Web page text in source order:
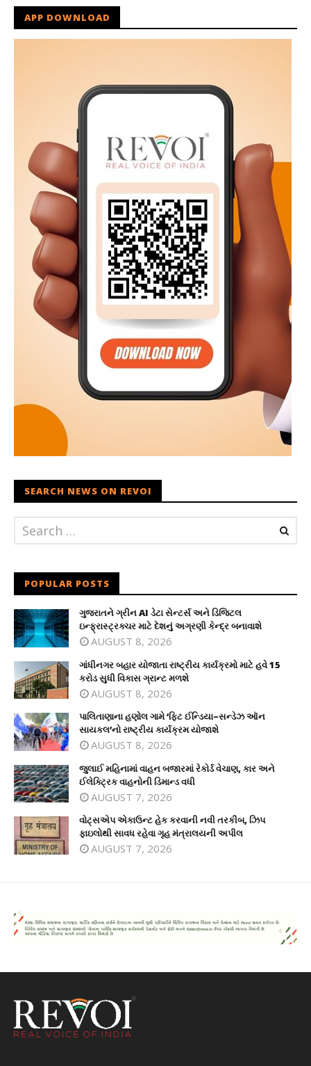
APP DOWNLOAD
SEARCH NEWS ON REVOI
POPULAR POSTS
ગુજરાતને ગ્રીન AI ડેટા સેન્ટર્સ અને ડિજિટલ
ઇન્ફ્રાસ્ટ્રક્ચર માટે દેશનું અગ્રણી કેન્દ્ર બનાવાશે
AUGUST 8, 2026
ગાંધીનગર બહાર યોજાતા રાષ્ટ્રીય કાર્યક્રમો માટે હવે 15
કરોડ સુધી વિકાસ ગ્રાન્ટ મળશે
AUGUST 8, 2026
પાલિતાણાના હણોલ ગામે ‘ફિટ ઈન્ડિયા–સન્ડેઝ ઑન
સાયકલ’નો રાષ્ટ્રીય કાર્યક્રમ યોજાશે
AUGUST 8, 2026
જુલાઈ મહિનામાં વાહન બજારમાં રેકોર્ડ વેચાણ, કાર અને
ઈલેક્ટ્રિક વાહનોની ડિમાન્ડ વધી
AUGUST 7, 2026
વોટ્સએપ એકાઉન્ટ હેક કરવાની નવી તરકીબ, ઝિપ
ફાઇલોથી સાવધ રહેવા ગૃહ મંત્રાલયની અપીલ
AUGUST 7, 2026